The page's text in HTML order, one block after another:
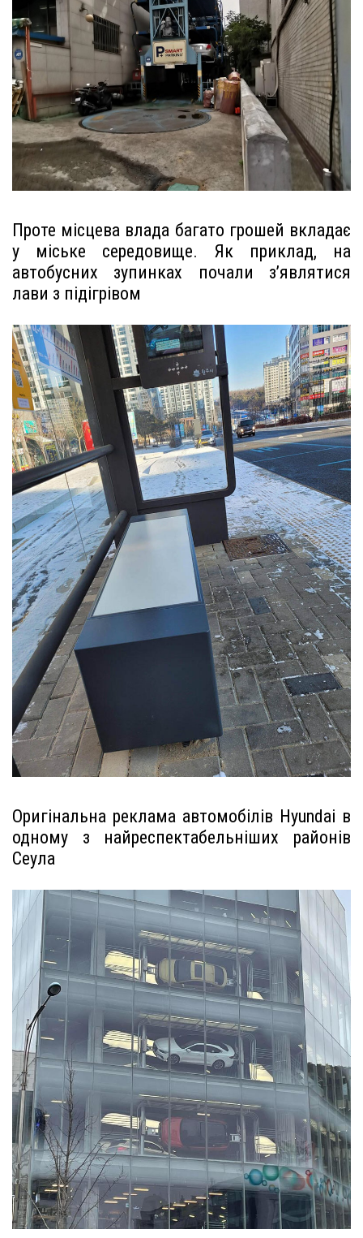
Проте місцева влада багато грошей вкладає
у міське середовище. Як приклад, на
автобусних зупинках почали з’являтися
лави з підігрівом
Оригінальна реклама автомобілів Hyundai в
одному з найреспектабельніших районів
Сеула